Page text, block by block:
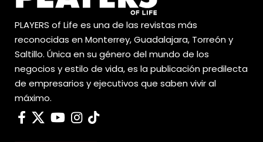
PLAYERS of Life es una de las revistas más
reconocidas en Monterrey, Guadalajara, Torreón y
Saltillo. Única en su género del mundo de los
negocios y estilo de vida, es la publicación predilecta
de empresarios y ejecutivos que saben vivir al
máximo.